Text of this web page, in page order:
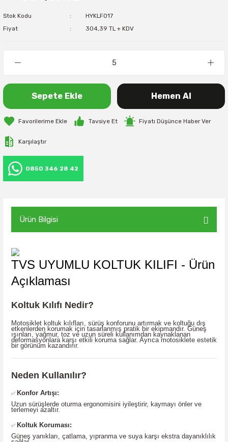
Stok Kodu
HYKLF017
Fiyat
304,39 TL + KDV
Sepete Ekle Hemen Al
Tavsiye Et Fiyatı Düşünce Haber Ver
Karşılaştır
0850 346 28 42
Ürün Bilgisi
TVS UYUMLU KOLTUK KILIFI - Ürün
Açıklaması
Koltuk Kılıfı Nedir?
Motosiklet koltuk kılıfları, sürüş konforunu artırmak ve koltuğu dış
etkenlerden korumak için tasarlanmış pratik bir ekipmandır. Güneş
ışınları, yağmur, toz ve uzun süreli kullanımdan kaynaklanan
deformasyonlara karşı etkili koruma sağlar. Ayrıca motosiklete estetik
bir görünüm kazandırır.
Neden Kullanılır?
✅ Konfor Artışı:
Uzun sürüşlerde oturma ergonomisini iyileştirir, kaymayı önler ve
terlemeyi azaltır.
✅ Koltuk Koruması:
Güneş yanıkları, çatlama, yıpranma ve suya karşı ekstra dayanıklılık